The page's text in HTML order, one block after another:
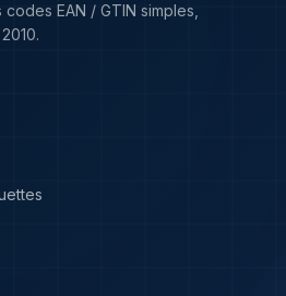
EAN / GTIN simples,